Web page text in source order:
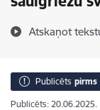
Atskaņot
Publicēts pirms
Publicēts: 20.06.2025.